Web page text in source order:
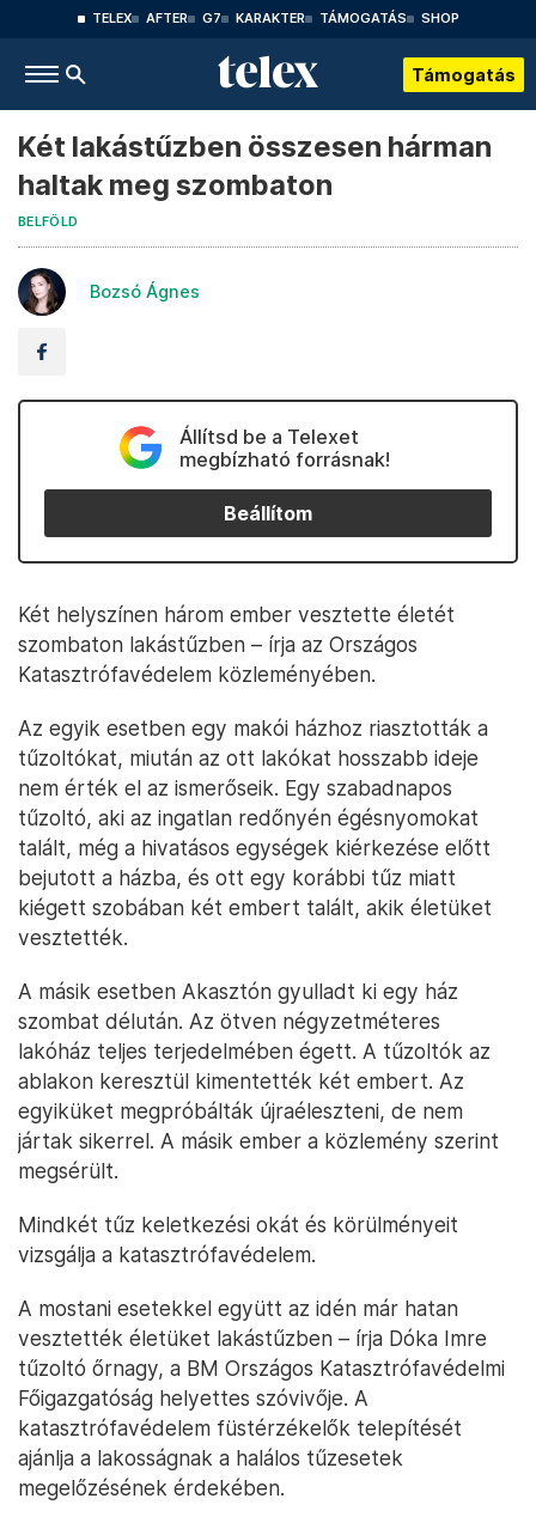
TELEX AFTER G7 KARAKTER TÁMOGATÁS SHOP
Támogatás
Két lakástűzben összesen hárman
haltak meg szombaton
BELFÖLD
Bozsó Ágnes
Állítsd be a Telexet
megbízható forrásnak!
Beállítom
Két helyszínen három ember vesztette életét
szombaton lakástűzben – írja az Országos
Katasztrófavédelem közleményében.
Az egyik esetben egy makói házhoz riasztották a
tűzoltókat, miután az ott lakókat hosszabb ideje
nem érték el az ismerőseik. Egy szabadnapos
tűzoltó, aki az ingatlan redőnyén égésnyomokat
talált, még a hivatásos egységek kiérkezése előtt
bejutott a házba, és ott egy korábbi tűz miatt
kiégett szobában két embert talált, akik életüket
vesztették.
A másik esetben Akasztón gyulladt ki egy ház
szombat délután. Az ötven négyzetméteres
lakóház teljes terjedelmében égett. A tűzoltók az
ablakon keresztül kimentették két embert. Az
egyiküket megpróbálták újraéleszteni, de nem
jártak sikerrel. A másik ember a közlemény szerint
megsérült.
Mindkét tűz keletkezési okát és körülményeit
vizsgálja a katasztrófavédelem.
A mostani esetekkel együtt az idén már hatan
vesztették életüket lakástűzben – írja Dóka Imre
tűzoltó őrnagy, a BM Országos Katasztrófavédelmi
Főigazgatóság helyettes szóvivője. A
katasztrófavédelem füstérzékelők telepítését
ajánlja a lakosságnak a halálos tűzesetek
megelőzésének érdekében.